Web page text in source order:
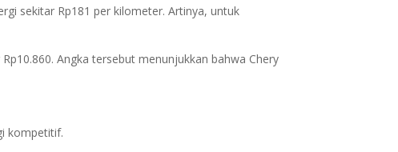
sekitar Rp181 per kilometer. Artinya, untuk
Angka tersebut menunjukkan bahwa Chery
kompetitif.